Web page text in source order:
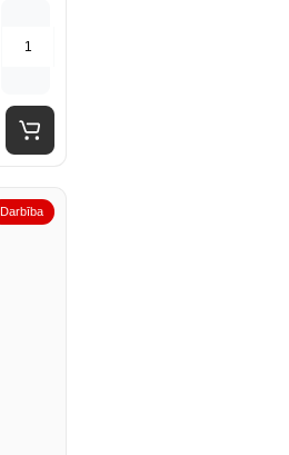
Darbība